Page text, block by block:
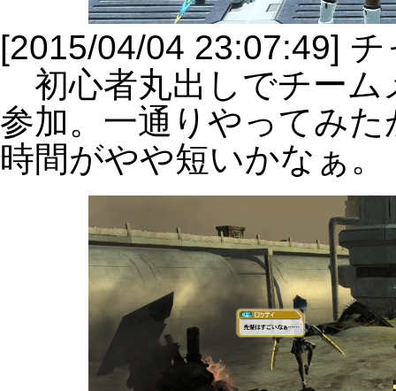
[2015/04/04 23:07:49]
初心者丸出しでチーム
参加。一通りやってみ
時間がやや短いかなぁ。